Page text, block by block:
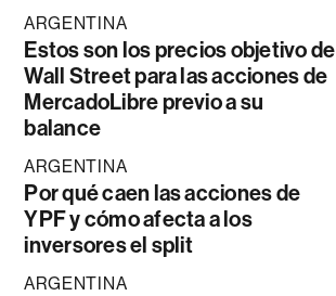
ARGENTINA
Estos son los precios objetivo de
Wall Street para las acciones de
MercadoLibre previo a su
balance
ARGENTINA
Por qué caen las acciones de
YPF y cómo afecta a los
inversores el split
ARGENTINA